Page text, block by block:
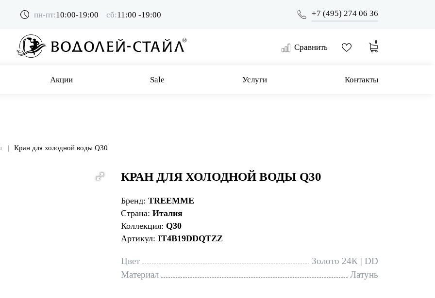
пн-пт:10:00-19:00 сб:11:00 -19:00 +7 (495) 274 06 36
Сравнить
0
Акции Sale Услуги Контакты
Кран для холодной воды Q30
КРАН ДЛЯ ХОЛОДНОЙ ВОДЫ Q30
Бренд: TREEMME
Страна: Италия
Коллекция: Q30
Артикул: IT4B19DDQTZZ
Цвет
Золото 24К | DD
Материал
Латунь